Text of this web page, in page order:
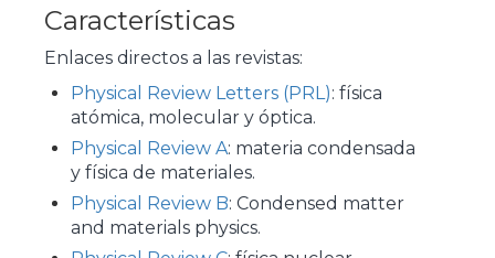
Características
Enlaces directos a las revistas:
Physical Review Letters (PRL): física
atómica, molecular y óptica.
Physical Review A: materia condensada
y física de materiales.
Physical Review B: Condensed matter
and materials physics.